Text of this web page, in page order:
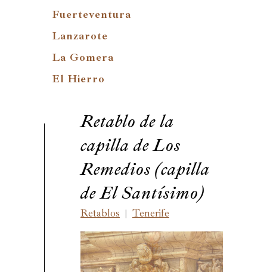
Fuerteventura
Lanzarote
La Gomera
El Hierro
Retablo de la
capilla de Los
Remedios (capilla
de El Santísimo)
Retablos | Tenerife